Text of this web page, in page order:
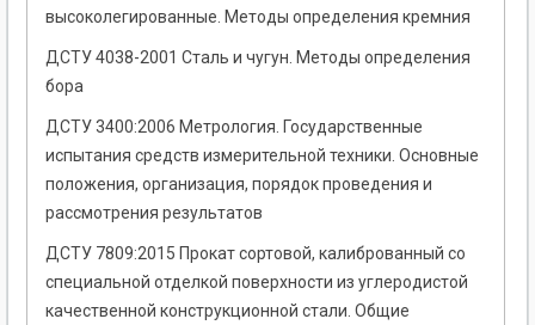
высоколегированные. Методы определения кремния
ДСТУ 4038-2001 Сталь и чугун. Методы определения
бора
ДСТУ 3400:2006 Метрология. Государственные
испытания средств измерительной техники. Основные
положения, организация, порядок проведения и
рассмотрения результатов
ДСТУ 7809:2015 Прокат сортовой, калиброванный со
специальной отделкой поверхности из углеродистой
качественной конструкционной стали. Общие